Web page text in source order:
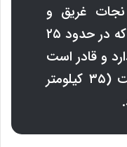
غریق و
قابل کنترل از راه دور است که در حدود ۲۵
دارد و قادر است
با سرعت ۲۲ مایل بر ساعت (۳۵ کیلومتر